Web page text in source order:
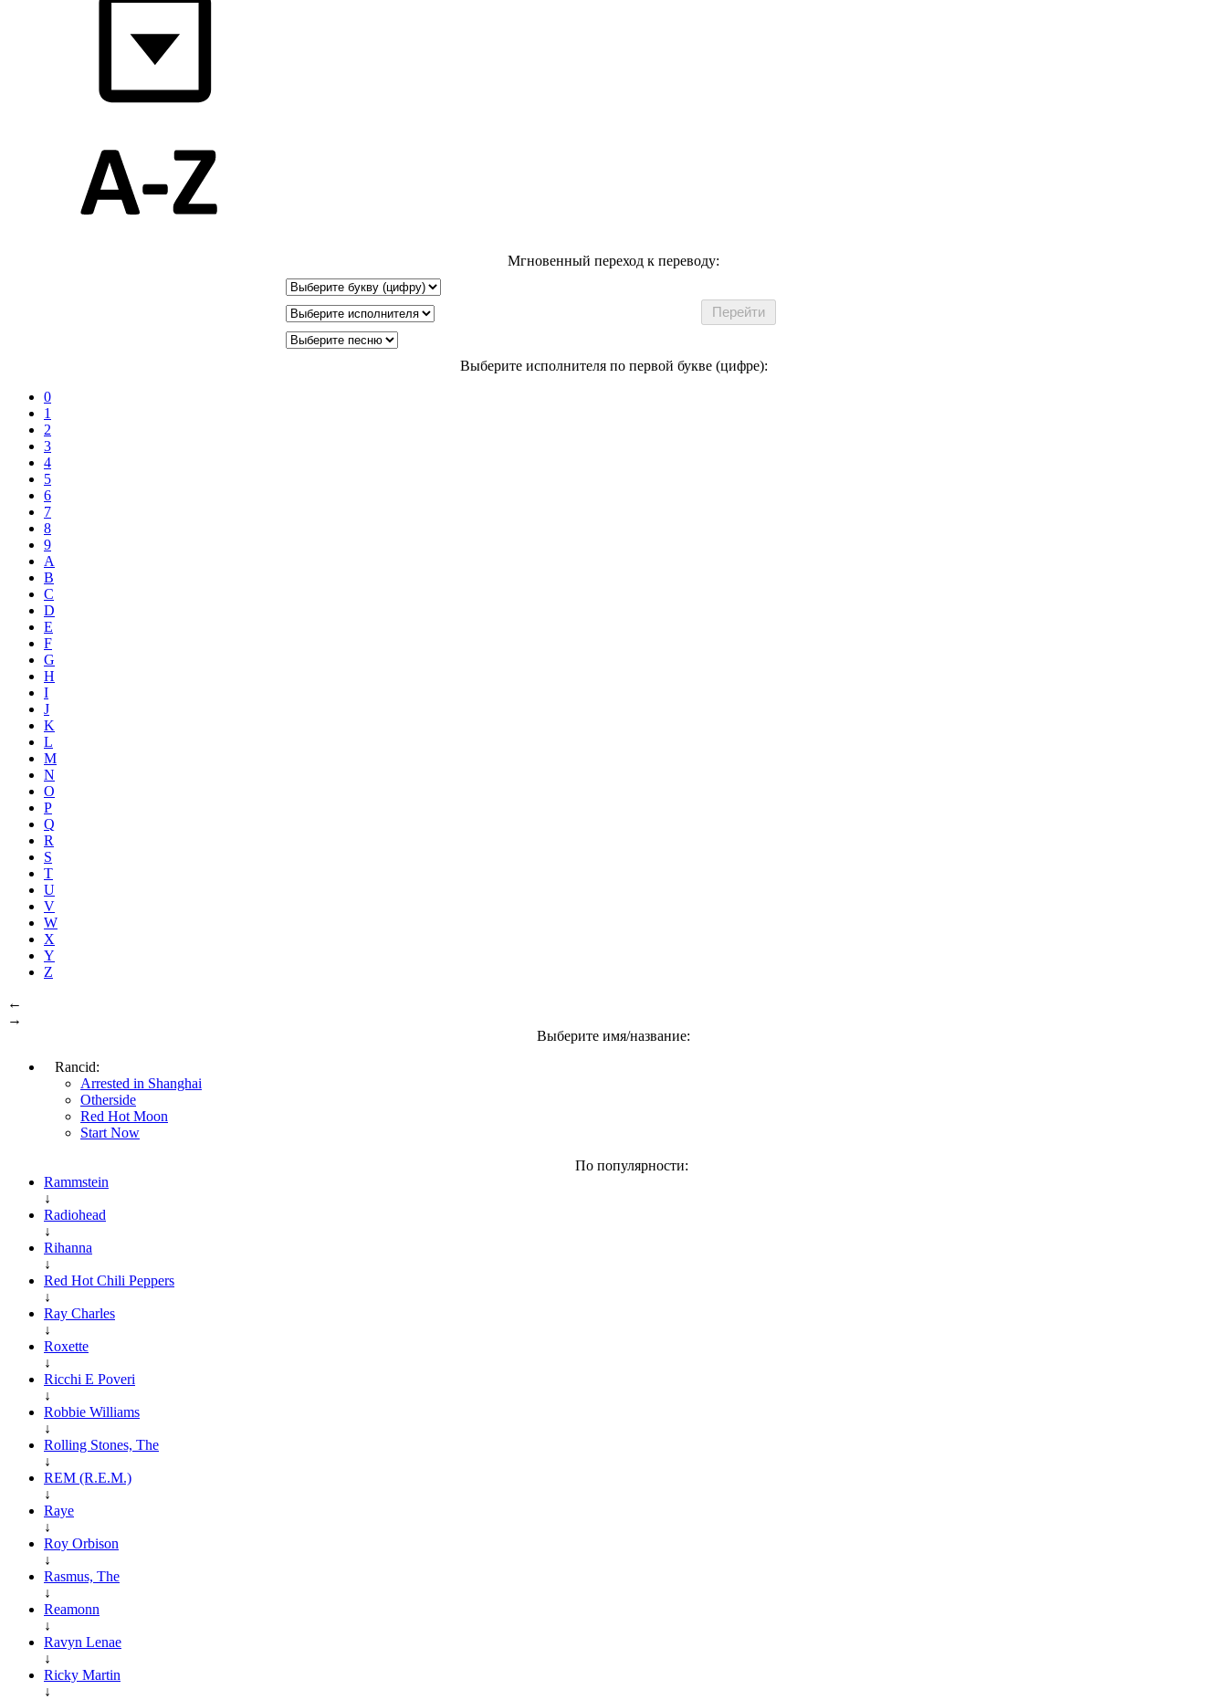
Мгновенный переход к переводу:
Выберите исполнителя по первой букве (цифре):
0
1
2
3
4
5
6
7
8
9
A
B
C
D
E
F
G
H
I
J
K
L
M
N
O
P
Q
R
S
T
U
V
W
X
Y
Z
←
→
Выберите имя/название:
Rancid:
Arrested in Shanghai
Otherside
Red Hot Moon
Start Now
По популярности:
Rammstein
↓
Radiohead
↓
Rihanna
↓
Red Hot Chili Peppers
↓
Ray Charles
↓
Roxette
↓
Ricchi E Poveri
↓
Robbie Williams
↓
Rolling Stones, The
↓
REM (R.E.M.)
↓
Raye
↓
Roy Orbison
↓
Rasmus, The
↓
Reamonn
↓
Ravyn Lenae
↓
Ricky Martin
↓